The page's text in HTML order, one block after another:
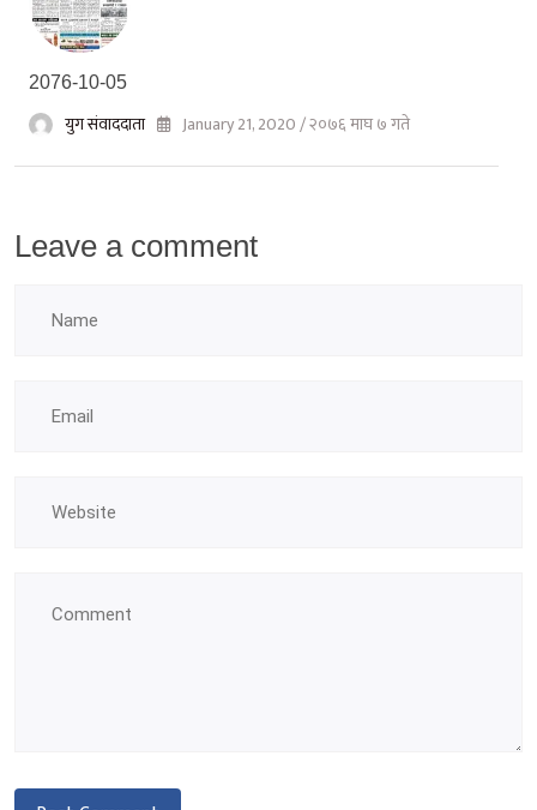
2076-10-05
युग संवाददाता January 21, 2020 / २०७६ माघ ७ गते
Leave a comment